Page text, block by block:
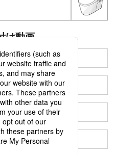
け動画
バスルーム
トイレ
ポスト
照明器具